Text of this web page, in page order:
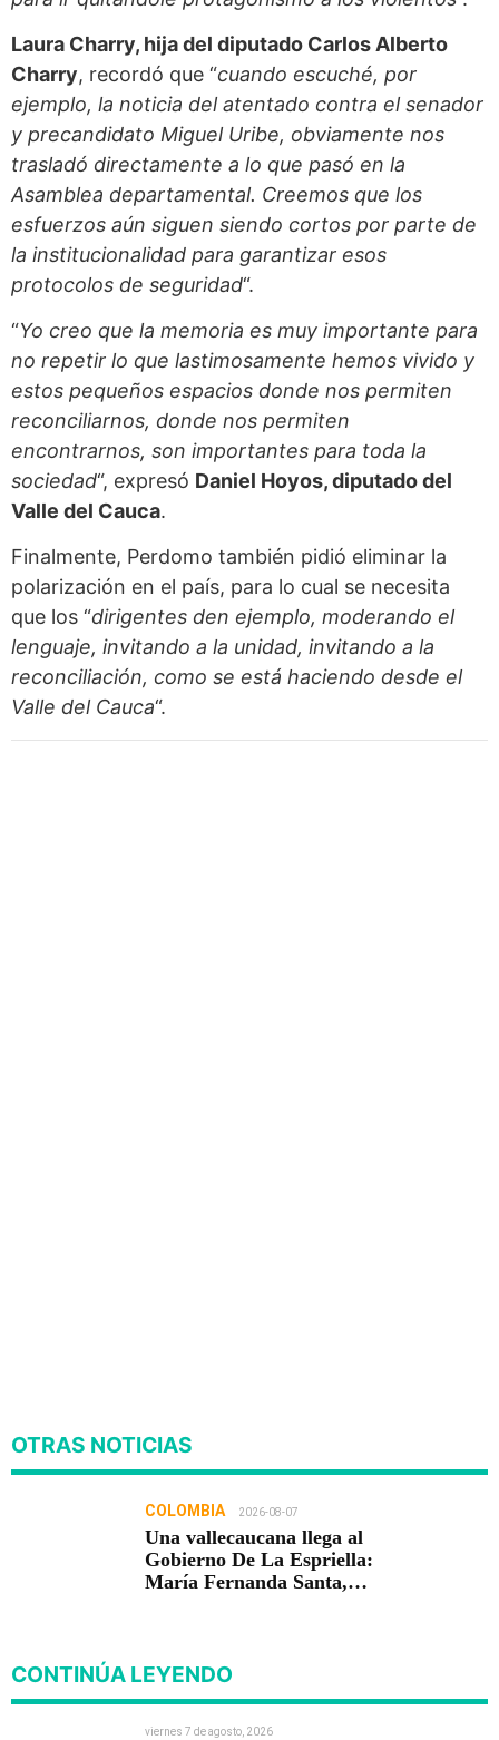
Laura Charry, hija del diputado Carlos Alberto
Charry, recordó que “cuando escuché, por
ejemplo, la noticia del atentado contra el senador
y precandidato Miguel Uribe, obviamente nos
trasladó directamente a lo que pasó en la
Asamblea departamental. Creemos que los
esfuerzos aún siguen siendo cortos por parte de
la institucionalidad para garantizar esos
protocolos de seguridad“.
“Yo creo que la memoria es muy importante para
no repetir lo que lastimosamente hemos vivido y
estos pequeños espacios donde nos permiten
reconciliarnos, donde nos permiten
encontrarnos, son importantes para toda la
sociedad“, expresó Daniel Hoyos, diputado del
Valle del Cauca.
Finalmente, Perdomo también pidió eliminar la
polarización en el país, para lo cual se necesita
que los “dirigentes den ejemplo, moderando el
lenguaje, invitando a la unidad, invitando a la
reconciliación, como se está haciendo desde el
Valle del Cauca“.
OTRAS NOTICIAS
COLOMBIA 2026-08-07
Una vallecaucana llega al
Gobierno De La Espriella:
María Fernanda Santa,
CONTINÚA LEYENDO
viernes 7 de agosto, 2026